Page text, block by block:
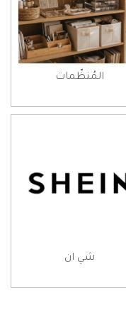
المُنظّمات
شي ان